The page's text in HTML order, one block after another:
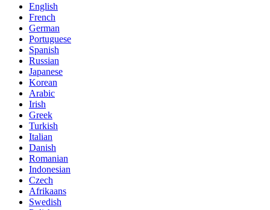
English
French
German
Portuguese
Spanish
Russian
Japanese
Korean
Arabic
Irish
Greek
Turkish
Italian
Danish
Romanian
Indonesian
Czech
Afrikaans
Swedish